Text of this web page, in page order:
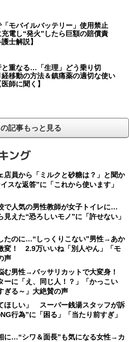
「モバイルバッテリー」使用禁止
電し“発火”したら巨額の賠償責
士解説】
と重なる…「生理」どう乗り切
移動の方法＆鎮痛薬の適切な使い
師に聞く】
記事もっと見る
ング
店員から「ミルクと砂糖は？」と聞か
な返答”に「これから使います」
で人気の男性教師が女子トイレに…
見えた“恐ろしいモノ”に「許せない」
たのに…“しっくりこない”男性→あか
変！ 2.9万いいね「別人やん」「モ
声
む男性→バッサリカットで大変身！
ーに「え、同じ人！？」「かっこい
ぎる～」大絶賛の声
ほしい」 スーパー銭湯スタッフが訴
行為”に「困る」「当たり前すぎ」
に…“シワ＆面長”も気になる女性→カ